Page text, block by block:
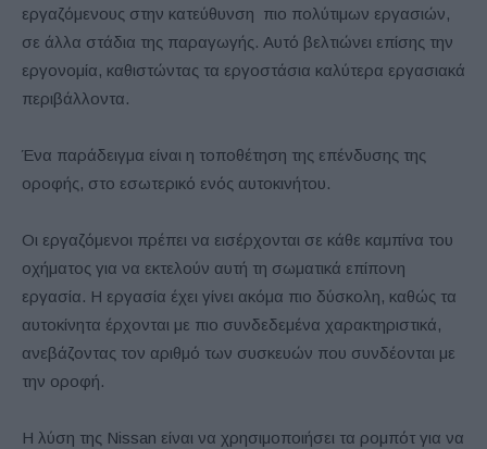
εργαζόμενους στην κατεύθυνση πιο πολύτιμων εργασιών,
σε άλλα στάδια της παραγωγής. Αυτό βελτιώνει επίσης την
εργονομία, καθιστώντας τα εργοστάσια καλύτερα εργασιακά
περιβάλλοντα.
Ένα παράδειγμα είναι η τοποθέτηση της επένδυσης της
οροφής, στο εσωτερικό ενός αυτοκινήτου.
Οι εργαζόμενοι πρέπει να εισέρχονται σε κάθε καμπίνα του
οχήματος για να εκτελούν αυτή τη σωματικά επίπονη
εργασία. Η εργασία έχει γίνει ακόμα πιο δύσκολη, καθώς τα
αυτοκίνητα έρχονται με πιο συνδεδεμένα χαρακτηριστικά,
ανεβάζοντας τον αριθμό των συσκευών που συνδέονται με
την οροφή.
Η λύση της Nissan είναι να χρησιμοποιήσει τα ρομπότ για να